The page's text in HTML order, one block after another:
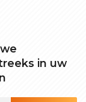
in uw